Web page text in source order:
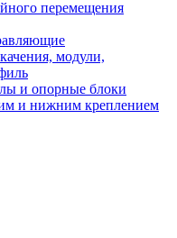
перемещения
модули,
и опорные блоки
и нижним креплением